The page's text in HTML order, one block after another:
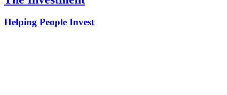
Helping People Invest